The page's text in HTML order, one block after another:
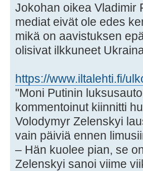
Jokohan oikea Vladimir
mediat eivät ole edes
mikä on aavistuksen
olisivat ilkkuneet
https://www.iltalehti.fi/
"Moni Putinin
kommentoinut kiinnitti
Volodymyr Zelenskyi
vain päiviä ennen
– Hän kuolee pian, se
Zelenskyi sanoi viime